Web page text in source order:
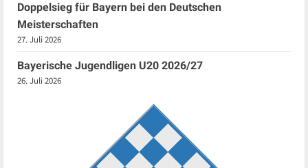
Doppelsieg für Bayern bei den Deutschen
Meisterschaften
27. Juli 2026
Bayerische Jugendligen U20 2026/27
26. Juli 2026